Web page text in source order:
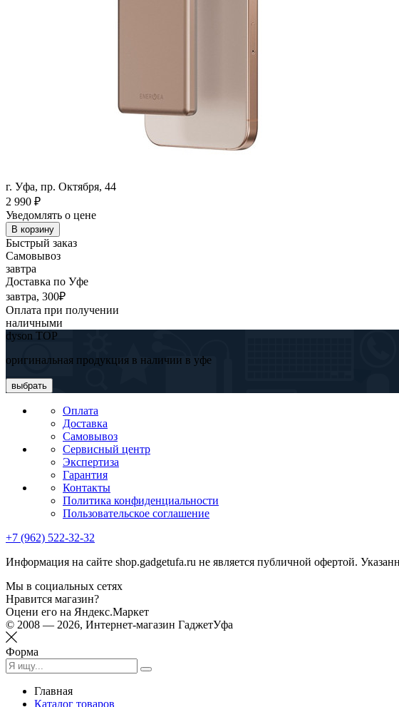
г. Уфа, пр. Октября, 44
2 990 ₽
Уведомлять о цене
В корзину
Быстрый заказ
Самовывоз
завтра
Доставка по Уфе
завтра, 300₽
Оплата при получении
наличными
dyson TOP
оригинальная продукция в наличии в уфе
выбрать
Оплата
Доставка
Самовывоз
Сервисный центр
Экспертиза
Гарантия
Контакты
Политика конфиденциальности
Пользовательское соглашение
+7 (962) 522-32-32
Информация на сайте shop.gadgetufa.ru не является публичной офертой.
Мы в социальных сетях
Нравится магазин?
Оцени его на Яндекс.Маркет
© 2008 — 2026, Интернет-магазин ГаджетУфа
Форма
Главная
Каталог товаров